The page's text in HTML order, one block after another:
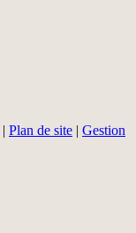
| Plan de site | Gestion